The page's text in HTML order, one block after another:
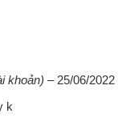
khoản) – 25/06/2022
k